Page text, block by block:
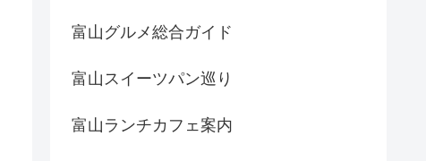
富山グルメ総合ガイド
富山スイーツパン巡り
富山ランチカフェ案内